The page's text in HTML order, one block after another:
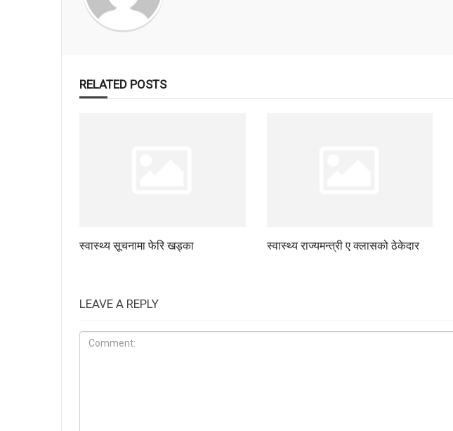
RELATED POSTS
स्वास्थ्य सूचनामा फेरि खड्का स्वास्थ्य राज्यमन्त्री ए क्लासको ठेकेदार
LEAVE A REPLY